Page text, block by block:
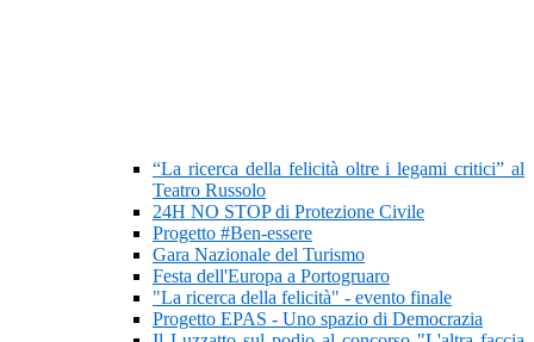
“La ricerca della felicità oltre i legami critici” al
Teatro Russolo
24H NO STOP di Protezione Civile
Progetto #Ben-essere
Gara Nazionale del Turismo
Festa dell'Europa a Portogruaro
"La ricerca della felicità" - evento finale
Progetto EPAS - Uno spazio di Democrazia